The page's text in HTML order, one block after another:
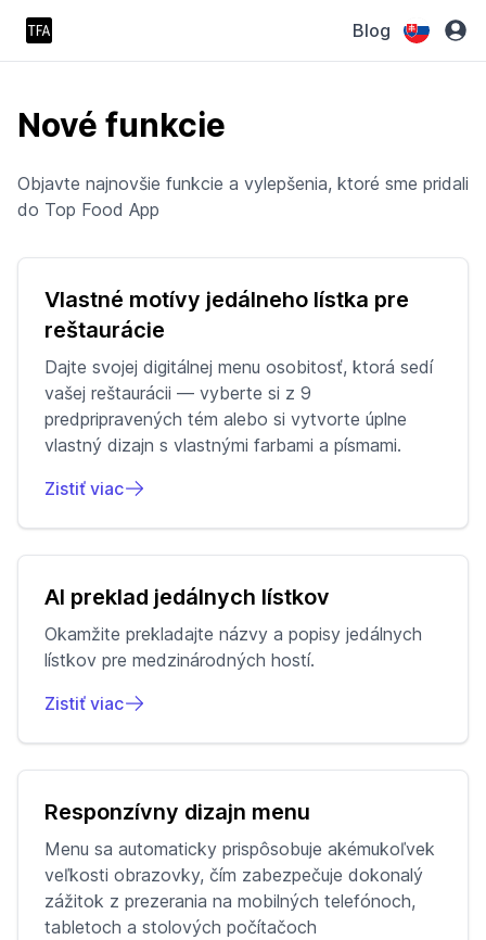
Blog
Nové funkcie
Objavte najnovšie funkcie a vylepšenia, ktoré sme pridali
do Top Food App
Vlastné motívy jedálneho lístka pre
reštaurácie
Dajte svojej digitálnej menu osobitosť, ktorá sedí
vašej reštaurácii — vyberte si z 9
predpripravených tém alebo si vytvorte úplne
vlastný dizajn s vlastnými farbami a písmami.
Zistiť viac
AI preklad jedálnych lístkov
Okamžite prekladajte názvy a popisy jedálnych
lístkov pre medzinárodných hostí.
Zistiť viac
Responzívny dizajn menu
Menu sa automaticky prispôsobuje akémukoľvek
veľkosti obrazovky, čím zabezpečuje dokonalý
zážitok z prezerania na mobilných telefónoch,
tabletoch a stolových počítačoch